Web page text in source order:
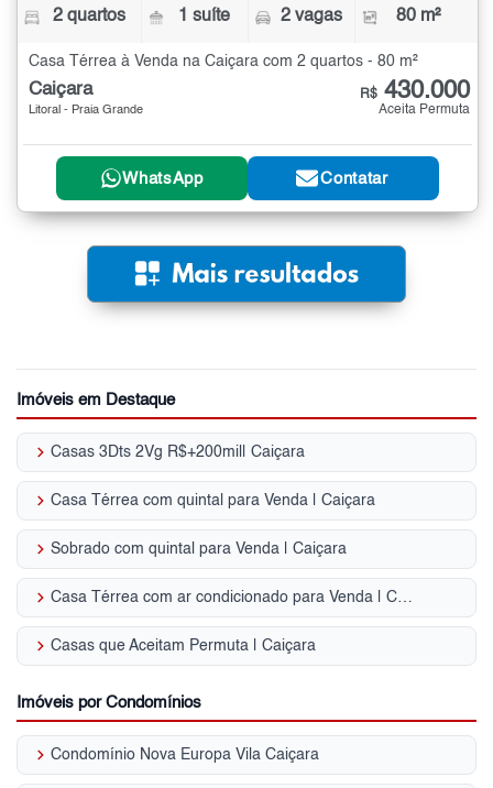
2 quartos 1 suíte 2 vagas 80 m²
Casa Térrea à Venda na Caiçara com 2 quartos - 80 m²
Caiçara
Litoral - Praia Grande
R$ 430.000
Aceita Permuta
WhatsApp Contatar
Imóveis em Destaque
keyboard_arrow_right Casas 3Dts 2Vg R$+200mil| Caiçara
keyboard_arrow_right Casa Térrea com quintal para Venda | Caiçara
keyboard_arrow_right Sobrado com quintal para Venda | Caiçara
keyboard_arrow_right Casa Térrea com ar condicionado para Venda | Caiçara
keyboard_arrow_right Casas que Aceitam Permuta | Caiçara
Imóveis por Condomínios
keyboard_arrow_right Condomínio Nova Europa Vila Caiçara